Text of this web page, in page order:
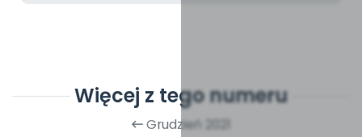
Więcej z tego numeru
Grudzień 2021